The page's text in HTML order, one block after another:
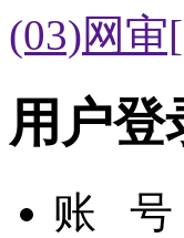
(03)网审
用户登
账 号